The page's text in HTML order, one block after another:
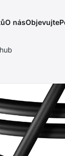
O násObjevujte